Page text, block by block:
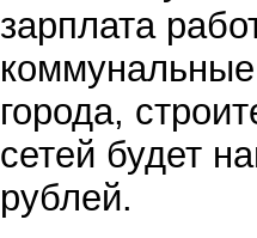
зарплата
города,
сетей будет
рублей.